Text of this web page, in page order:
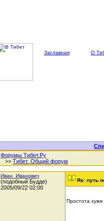
Заглавная О
Форумы Тибет.Ру
>> Тибет. Общий форум
Иван_Иванович
(подобный Будде)
2005/09/22 02:00
Re: путь
Простота хуже